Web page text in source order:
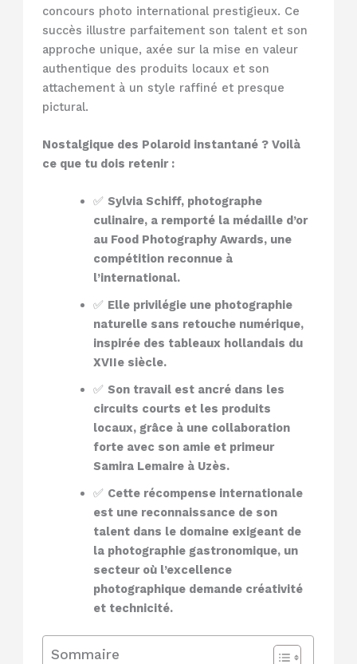
concours photo international prestigieux. Ce
succès illustre parfaitement son talent et son
approche unique, axée sur la mise en valeur
authentique des produits locaux et son
attachement à un style raffiné et presque
pictural.
Nostalgique des Polaroid instantané ? Voilà
ce que tu dois retenir :
✅ Sylvia Schiff, photographe
culinaire, a remporté la médaille d’or
au Food Photography Awards, une
compétition reconnue à
l’international.
✅ Elle privilégie une photographie
naturelle sans retouche numérique,
inspirée des tableaux hollandais du
XVIIe siècle.
✅ Son travail est ancré dans les
circuits courts et les produits
locaux, grâce à une collaboration
forte avec son amie et primeur
Samira Lemaire à Uzès.
✅ Cette récompense internationale
est une reconnaissance de son
talent dans le domaine exigeant de
la photographie gastronomique, un
secteur où l’excellence
photographique demande créativité
et technicité.
Sommaire